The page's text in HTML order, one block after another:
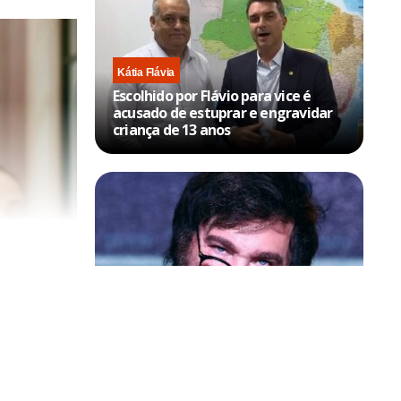
Kátia Flávia
Escolhido por Flávio para vice é
acusado de estuprar e engravidar
criança de 13 anos